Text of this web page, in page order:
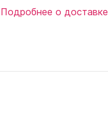
Подробнее о доставке